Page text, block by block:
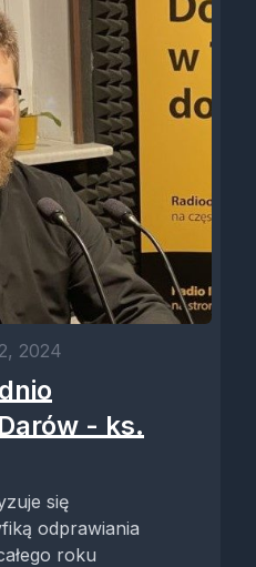
2024
- ks.
się
odprawiania
roku